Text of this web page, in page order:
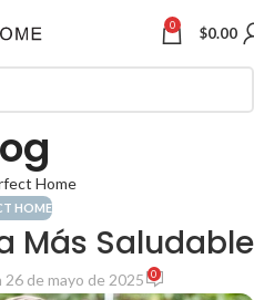
0 $0.00
Home
HOME
Más Saludable
26 de mayo de 2025 0